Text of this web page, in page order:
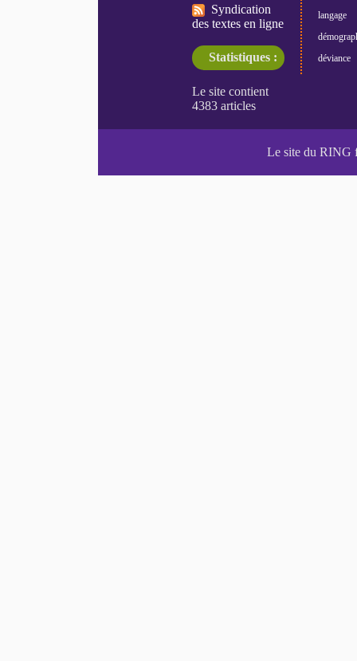
Syndication
des textes en ligne
Statistiques :
langage
déviance
Le site du RING